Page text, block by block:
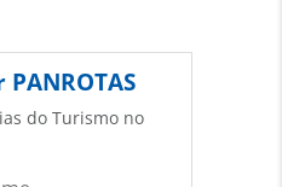
PANROTAS
do Turismo no